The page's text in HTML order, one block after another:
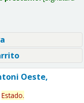
Oeste,
Estado.